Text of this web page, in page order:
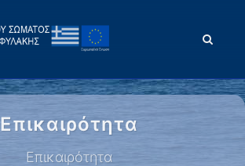
Επικαιρότητα
Επικαιρότητα